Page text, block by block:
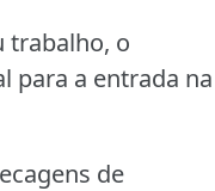
trabalho, o
para a entrada na
de